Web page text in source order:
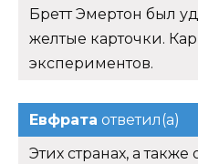
Бретт Эмертон был
желтые карточки.
экспериментов.
Евфрата ответил(а)
Этих странах, а также